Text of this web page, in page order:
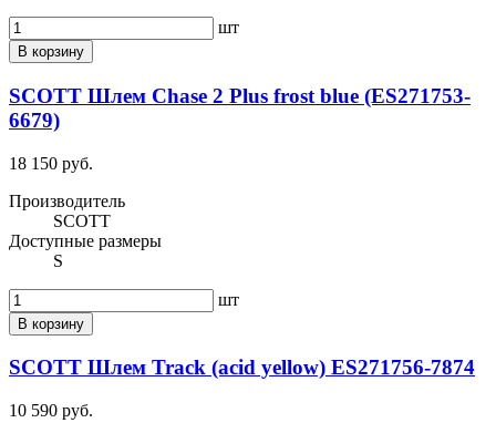
шт
В корзину
SCOTT Шлем Chase 2 Plus frost blue (ES271753-
6679)
18 150 руб.
Производитель
SCOTT
Доступные размеры
S
шт
В корзину
SCOTT Шлем Track (acid yellow) ES271756-7874
10 590 руб.